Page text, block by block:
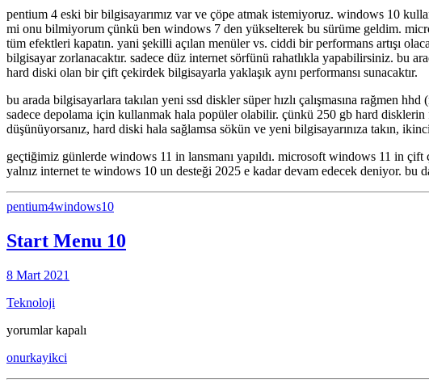
kullanılır
?
için
pentium 4 eski bir bilgisayarımız var ve çöpe atmak istemiyoruz. windows 10
mi onu bilmiyorum çünkü ben windows 7 den yükselterek bu sürüme geldim.
tüm efektleri kapatın. yani şekilli açılan menüler vs. ciddi bir performans artışı
bilgisayar zorlanacaktır. sadece düz internet sörfünü rahatlıkla yapabilirsiniz. bu
hard diski olan bir çift çekirdek bilgisayarla yaklaşık aynı performansı sunacaktır.
bu arada bilgisayarlara takılan yeni ssd diskler süper hızlı çalışmasına rağmen
sadece depolama için kullanmak hala popüler olabilir. çünkü 250 gb hard
düşünüyorsanız, hard diski hala sağlamsa sökün ve yeni bilgisayarınıza takın,
geçtiğimiz günlerde windows 11 in lansmanı yapıldı. microsoft windows 11 in
yalnız internet te windows 10 un desteği 2025 e kadar devam edecek deniyor.
pentium4windows10
Start Menu 10
8 Mart 2021
Teknoloji
Start
10
yorumlar kapalı
onurkayikci